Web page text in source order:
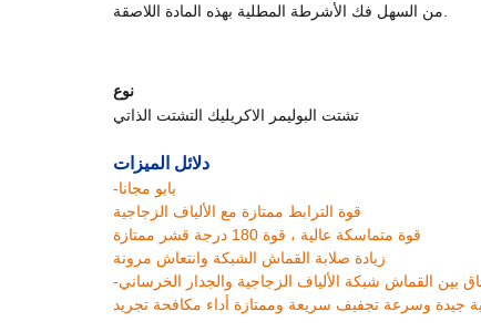
نوع
تشتت البوليمر الاكريليك التشتت الذاتي
دلائل الميزات
-بابو مجانا
قوة الترابط ممتازة مع الألياف الزجاجية
قوة متماسكة عالية ، قوة 180 درجة قشر ممتازة
زيادة صلابة القماش الشبكة وانتعاش مرونة
بين القماش شبكة الألياف الزجاجية والجدار الخرساني
جيدة وسرعة تجفيف سريعة وممتازة أداء مكافحة تجريد